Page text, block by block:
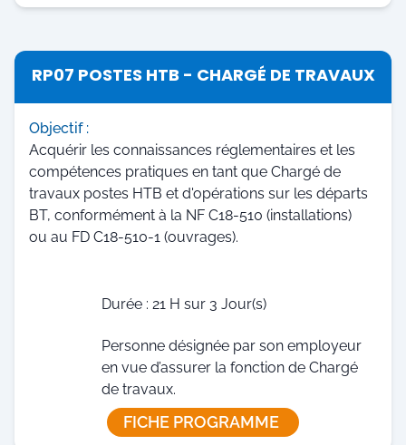
RP07 POSTES HTB - CHARGÉ DE TRAVAUX
Objectif :
Acquérir les connaissances réglementaires et les
compétences pratiques en tant que Chargé de
travaux postes HTB et d'opérations sur les départs
BT, conformément à la NF C18-510 (installations)
ou au FD C18-510-1 (ouvrages).
Durée : 21 H sur 3 Jour(s)
Personne désignée par son employeur
en vue d’assurer la fonction de Chargé
de travaux.
FICHE PROGRAMME